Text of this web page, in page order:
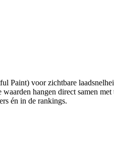
Paint) voor zichtbare
hangen direct samen
én in de rankings.